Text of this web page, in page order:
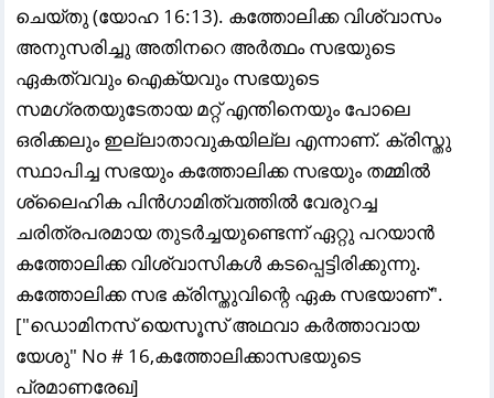
ചെയ്തു (യോഹ 16:13). കത്തോലിക്ക വിശ്വാസം
അനുസരിച്ചു അതിനറെ അർത്ഥം സഭയുടെ
ഏകത്വവും ഐക്യവും സഭയുടെ
സമഗ്രതയുടേതായ മറ്റ് എന്തിനെയും പോലെ
ഒരിക്കലും ഇല്ലാതാവുകയില്ല എന്നാണ്. ക്രിസ്തു
സ്ഥാപിച്ച സഭയും കത്തോലിക്ക സഭയും തമ്മിൽ
ശ്ലൈഹിക പിൻഗാമിത്വത്തിൽ വേരുറച്ച
ചരിത്രപരമായ തുടർച്ചയുണ്ടെന്ന് ഏറ്റു പറയാൻ
കത്തോലിക്ക വിശ്വാസികൾ കടപ്പെട്ടിരിക്കുന്നു.
കത്തോലിക്ക സഭ ക്രിസ്തുവിന്റെ ഏക സഭയാണ്".
["ഡൊമിനസ് യെസൂസ് അഥവാ കർത്താവായ
യേശു" No # 16,കത്തോലിക്കാസഭയുടെ
പ്രമാണരേഖ]